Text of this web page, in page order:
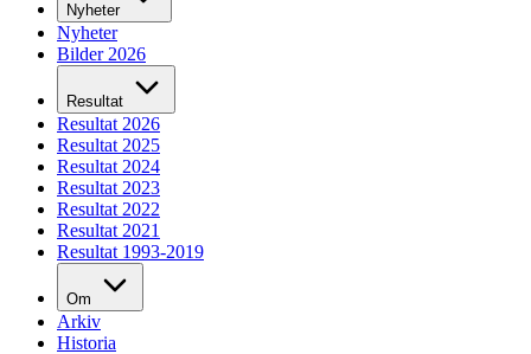
Nyheter
Nyheter
Bilder 2026
Resultat
Resultat 2026
Resultat 2025
Resultat 2024
Resultat 2023
Resultat 2022
Resultat 2021
Resultat 1993-2019
Om
Arkiv
Historia